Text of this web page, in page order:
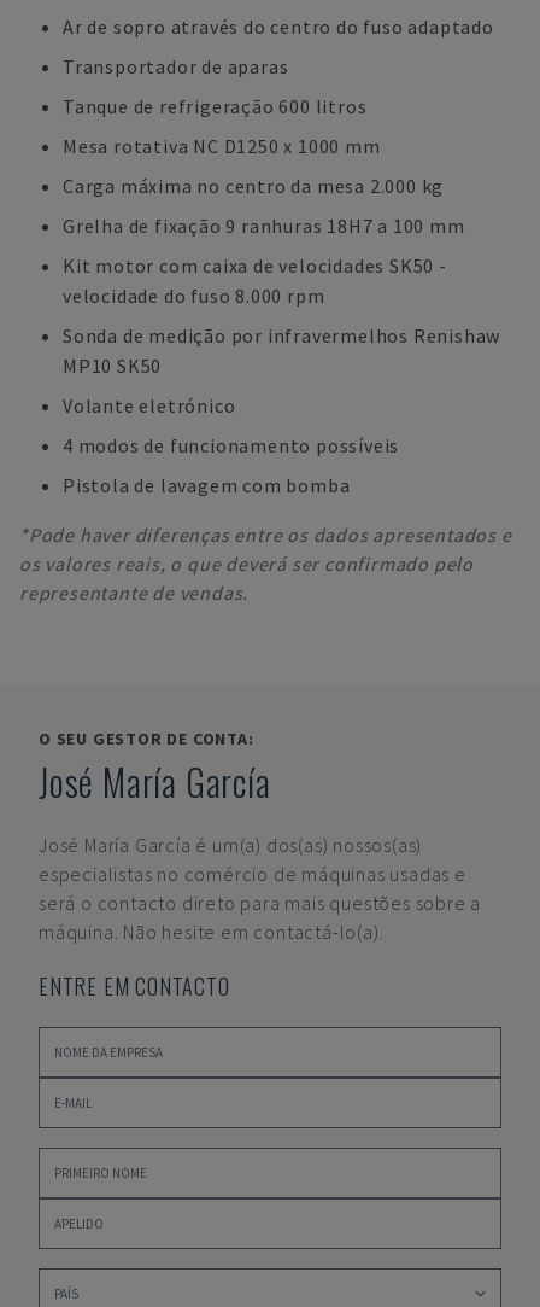
Ar de sopro através do centro do fuso adaptado
Transportador de aparas
Tanque de refrigeração 600 litros
Mesa rotativa NC D1250 x 1000 mm
Carga máxima no centro da mesa 2.000 kg
Grelha de fixação 9 ranhuras 18H7 a 100 mm
Kit motor com caixa de velocidades SK50 -
velocidade do fuso 8.000 rpm
Sonda de medição por infravermelhos Renishaw
MP10 SK50
Volante eletrónico
4 modos de funcionamento possíveis
Pistola de lavagem com bomba
*Pode haver diferenças entre os dados apresentados e
os valores reais, o que deverá ser confirmado pelo
representante de vendas.
O SEU GESTOR DE CONTA:
José María García
José María García é um(a) dos(as) nossos(as)
especialistas no comércio de máquinas usadas e
será o contacto direto para mais questões sobre a
máquina. Não hesite em contactá-lo(a).
ENTRE EM CONTACTO